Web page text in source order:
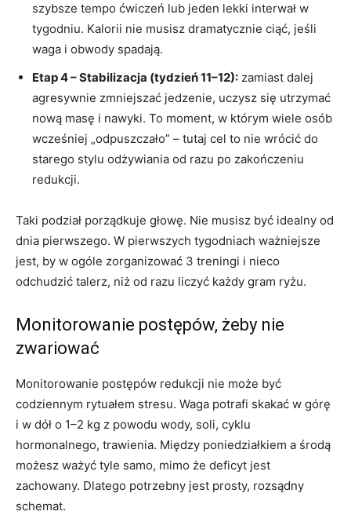
szybsze tempo ćwiczeń lub jeden lekki interwał w
tygodniu. Kalorii nie musisz dramatycznie ciąć, jeśli
waga i obwody spadają.
Etap 4 – Stabilizacja (tydzień 11–12): zamiast dalej
agresywnie zmniejszać jedzenie, uczysz się utrzymać
nową masę i nawyki. To moment, w którym wiele osób
wcześniej „odpuszczało” – tutaj cel to nie wrócić do
starego stylu odżywiania od razu po zakończeniu
redukcji.
Taki podział porządkuje głowę. Nie musisz być idealny od
dnia pierwszego. W pierwszych tygodniach ważniejsze
jest, by w ogóle zorganizować 3 treningi i nieco
odchudzić talerz, niż od razu liczyć każdy gram ryżu.
Monitorowanie postępów, żeby nie
zwariować
Monitorowanie postępów redukcji nie może być
codziennym rytuałem stresu. Waga potrafi skakać w górę
i w dół o 1–2 kg z powodu wody, soli, cyklu
hormonalnego, trawienia. Między poniedziałkiem a środą
możesz ważyć tyle samo, mimo że deficyt jest
zachowany. Dlatego potrzebny jest prosty, rozsądny
schemat.